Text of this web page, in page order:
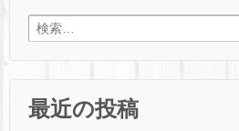
検索:
最近の投稿